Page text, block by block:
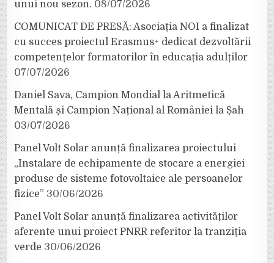
unui nou sezon. 08/07/2026
COMUNICAT DE PRESĂ: Asociația NOI a finalizat
cu succes proiectul Erasmus+ dedicat dezvoltării
competențelor formatorilor în educația adulților
07/07/2026
Daniel Sava, Campion Mondial la Aritmetică
Mentală și Campion Național al României la Șah
03/07/2026
Panel Volt Solar anunță finalizarea proiectului
„Instalare de echipamente de stocare a energiei
produse de sisteme fotovoltaice ale persoanelor
fizice” 30/06/2026
Panel Volt Solar anunță finalizarea activităților
aferente unui proiect PNRR referitor la tranziția
verde 30/06/2026